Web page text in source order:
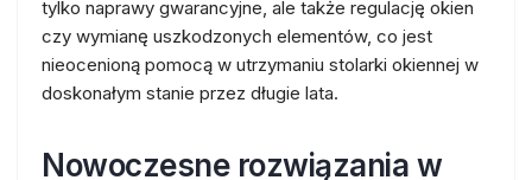
tylko naprawy gwarancyjne, ale także regulację okien
czy wymianę uszkodzonych elementów, co jest
nieocenioną pomocą w utrzymaniu stolarki okiennej w
doskonałym stanie przez długie lata.
Nowoczesne rozwiązania w